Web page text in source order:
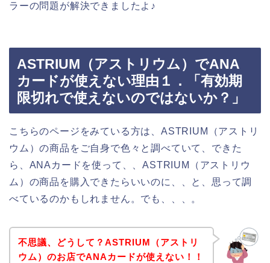
ラーの問題が解決できましたよ♪
ASTRIUM（アストリウム）でANA
カードが使えない理由１．「有効期
限切れで使えないのではないか？」
こちらのページをみている方は、ASTRIUM（アストリ
ウム）の商品をご自身で色々と調べていて、できた
ら、ANAカードを使って、、ASTRIUM（アストリウ
ム）の商品を購入できたらいいのに、、と、思って調
べているのかもしれません。でも、、、。
不思議、どうして？ASTRIUM（アストリ
ウム）のお店でANAカードが使えない！！